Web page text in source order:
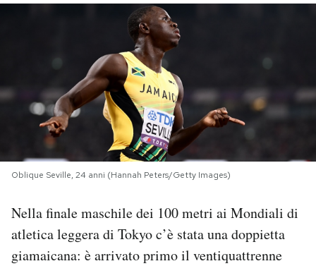
NEWSLETTER
I MIEI PREFERITI
CALENDARIO
Oblique Seville, 24 anni (Hannah Peters/Getty Images)
Nella finale maschile dei 100 metri ai Mondiali di
atletica leggera di Tokyo c’è stata una doppietta
giamaicana: è arrivato primo il ventiquattrenne